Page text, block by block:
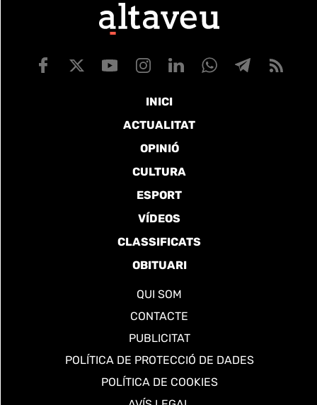
INICI
ACTUALITAT
OPINIÓ
CULTURA
ESPORT
VÍDEOS
CLASSIFICATS
OBITUARI
QUI SOM
CONTACTE
PUBLICITAT
POLÍTICA DE PROTECCIÓ DE DADES
POLÍTICA DE COOKIES